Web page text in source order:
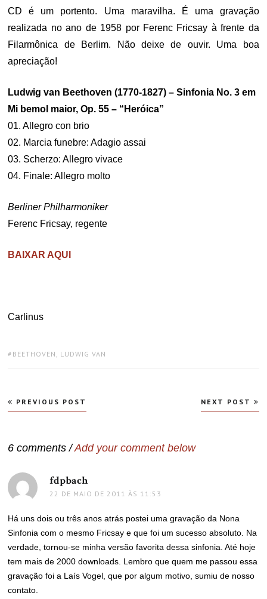
CD é um portento. Uma maravilha. É uma gravação
realizada no ano de 1958 por Ferenc Fricsay à frente da
Filarmônica de Berlim. Não deixe de ouvir. Uma boa
apreciação!
Ludwig van Beethoven (1770-1827) – Sinfonia No. 3 em
Mi bemol maior, Op. 55 – “Heróica”
01. Allegro con brio
02. Marcia funebre: Adagio assai
03. Scherzo: Allegro vivace
04. Finale: Allegro molto
Berliner Philharmoniker
Ferenc Fricsay, regente
BAIXAR AQUI
Carlinus
TAGS:
BEETHOVEN, LUDWIG VAN
Navegação
de
PREVIOUS POST NEXT POST
6 comments /Add your comment below
fdpbachdisse:
22 DE MAIO DE 2011 ÀS 11:53
Há uns dois ou três anos atrás postei uma gravação da Nona
Sinfonia com o mesmo Fricsay e que foi um sucesso absoluto. Na
verdade, tornou-se minha versão favorita dessa sinfonia. Até hoje
tem mais de 2000 downloads. Lembro que quem me passou essa
gravação foi a Laís Vogel, que por algum motivo, sumiu de nosso
contato.